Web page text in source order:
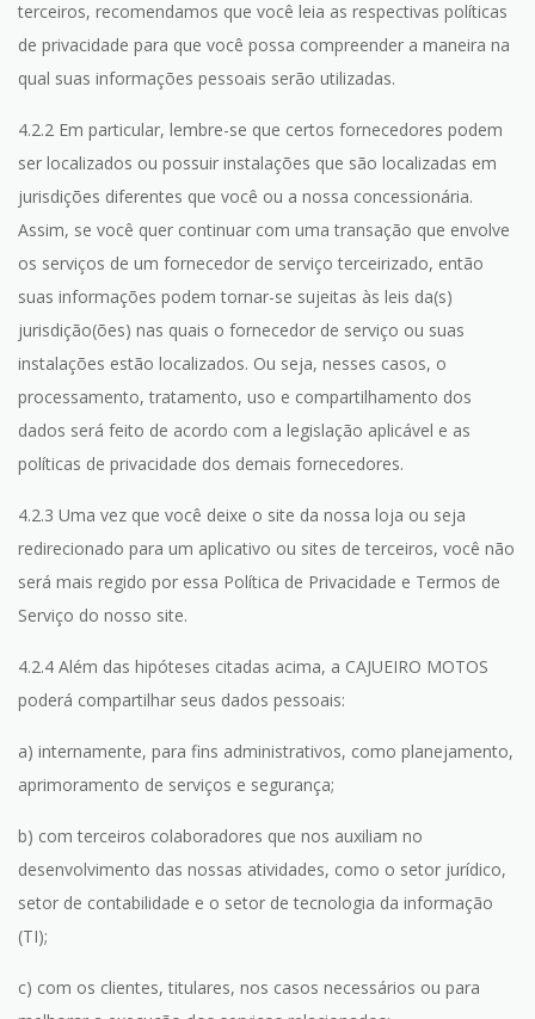
terceiros, recomendamos que você leia as respectivas políticas
de privacidade para que você possa compreender a maneira na
qual suas informações pessoais serão utilizadas.
4.2.2 Em particular, lembre-se que certos fornecedores podem
ser localizados ou possuir instalações que são localizadas em
jurisdições diferentes que você ou a nossa concessionária.
Assim, se você quer continuar com uma transação que envolve
os serviços de um fornecedor de serviço terceirizado, então
suas informações podem tornar-se sujeitas às leis da(s)
jurisdição(ões) nas quais o fornecedor de serviço ou suas
instalações estão localizados. Ou seja, nesses casos, o
processamento, tratamento, uso e compartilhamento dos
dados será feito de acordo com a legislação aplicável e as
políticas de privacidade dos demais fornecedores.
4.2.3 Uma vez que você deixe o site da nossa loja ou seja
redirecionado para um aplicativo ou sites de terceiros, você não
será mais regido por essa Política de Privacidade e Termos de
Serviço do nosso site.
4.2.4 Além das hipóteses citadas acima, a CAJUEIRO MOTOS
poderá compartilhar seus dados pessoais:
a) internamente, para fins administrativos, como planejamento,
aprimoramento de serviços e segurança;
b) com terceiros colaboradores que nos auxiliam no
desenvolvimento das nossas atividades, como o setor jurídico,
setor de contabilidade e o setor de tecnologia da informação
(TI);
c) com os clientes, titulares, nos casos necessários ou para